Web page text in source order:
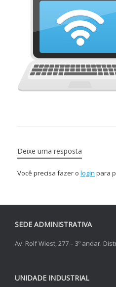
Deixe uma resposta
Você precisa fazer o login para
SEDE ADMINISTRATIVA
Av. Rolf Wiest, 277 – 3º andar.
UNIDADE INDUSTRIAL